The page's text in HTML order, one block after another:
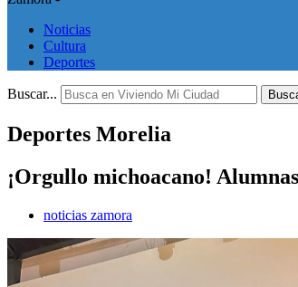
Noticias
Cultura
Deportes
Buscar...
Deportes Morelia
¡Orgullo michoacano!
noticias zamora